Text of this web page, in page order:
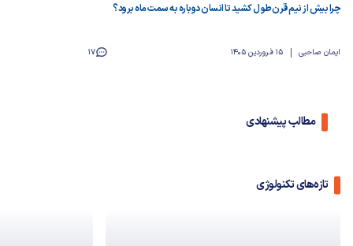
چرا بیش از نیم قرن طول کشید تا انسان دوباره به سمت ماه برود؟
ایمان صاحبی 15 فروردین 1405 17
مطالب پیشنهادی
تازه‌های تکنولوژی